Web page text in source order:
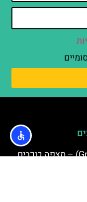
מצפה גריפית (Griffith Observatory) – מצפה כוכבים